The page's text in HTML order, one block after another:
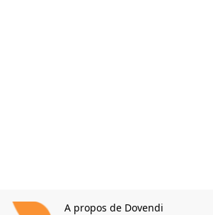
A propos de Dovendi